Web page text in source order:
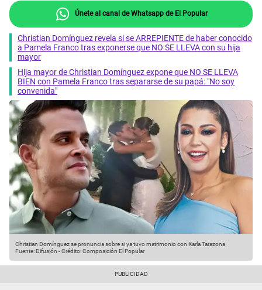
Únete al canal de Whatsapp de El Popular
Christian Domínguez revela si se ARREPIENTE de haber conocido
a Pamela Franco tras exponerse que NO SE LLEVA con su hija
mayor
Hija mayor de Christian Domínguez expone que NO SE LLEVA
BIEN con Pamela Franco tras separarse de su papá: "No soy
convenida"
Christian Domínguez se pronuncia sobre si ya tuvo matrimonio con Karla Tarazona.
Fuente: Difusión -Crédito: Composición El Popular